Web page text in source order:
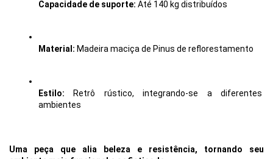
Capacidade de suporte: Até 140 kg distribuídos
Material: Madeira maciça de Pinus de reflorestamento
Estilo: Retrô rústico, integrando-se a diferentes
ambientes
Uma peça que alia beleza e resistência, tornando seu